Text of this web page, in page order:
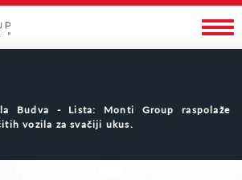
Budva - Lista: Monti Group raspolaže
vozila za svačiji ukus.